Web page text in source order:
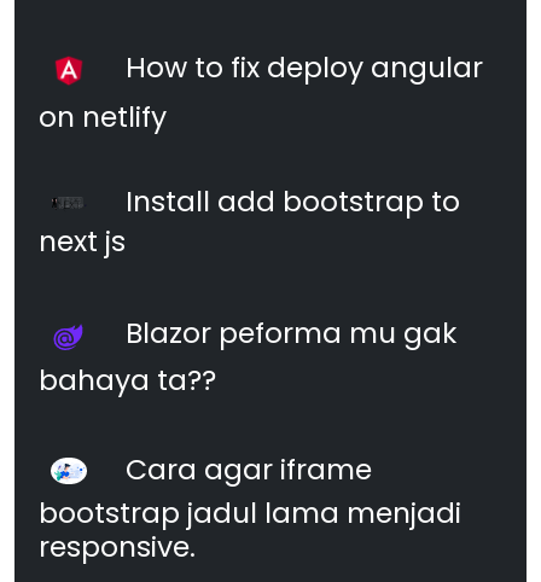
How to fix deploy angular
on netlify
Install add bootstrap to
next js
Blazor peforma mu gak
bahaya ta??
Cara agar iframe
bootstrap jadul lama menjadi
responsive.